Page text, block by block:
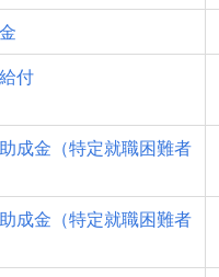
付
成金（特定就職困難者
成金（特定就職困難者